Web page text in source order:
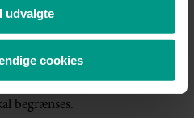
udvalgte
cookies
indsigelsesret er lidt uklar.
for. Aftaleteksten må forstås
begrænses.